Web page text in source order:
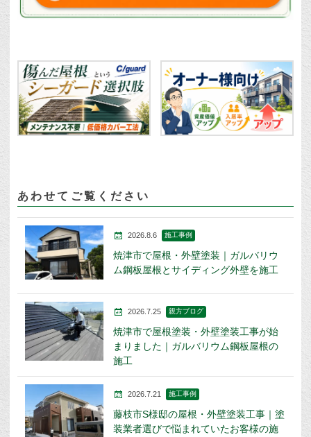
あわせてご覧ください
2026.8.6 施工事例
焼津市で屋根・外壁塗装｜ガルバリウ
ム鋼板屋根とサイディング外壁を施工
2026.7.25 親方ブログ
焼津市で屋根塗装・外壁塗装工事が始
まりました｜ガルバリウム鋼板屋根の
施工
2026.7.21 施工事例
藤枝市S様邸の屋根・外壁塗装工事｜塗
装業者選びで悩まれていたお客様の施